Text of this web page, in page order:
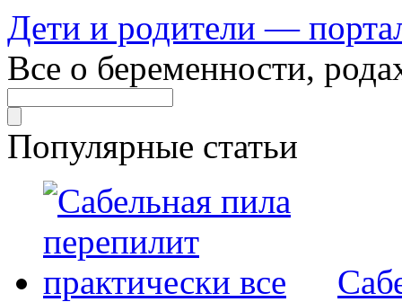
Дети и родители —
Все о беременности,
Популярные статьи